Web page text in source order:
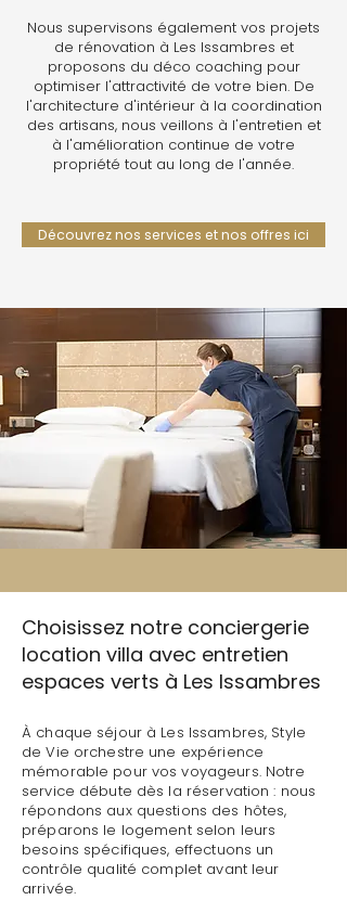
Nous supervisons également vos projets
de rénovation à Les Issambres et
proposons du déco coaching pour
optimiser l'attractivité de votre bien. De
l'architecture d'intérieur à la coordination
des artisans, nous veillons à l'entretien et
à l'amélioration continue de votre
propriété tout au long de l'année.
Découvrez nos services et nos offres ici
Choisissez notre conciergerie
location villa avec entretien
espaces verts à Les Issambres
À chaque séjour à Les Issambres, Style
de Vie orchestre une expérience
mémorable pour vos voyageurs. Notre
service débute dès la réservation : nous
répondons aux questions des hôtes,
préparons le logement selon leurs
besoins spécifiques, effectuons un
contrôle qualité complet avant leur
arrivée.